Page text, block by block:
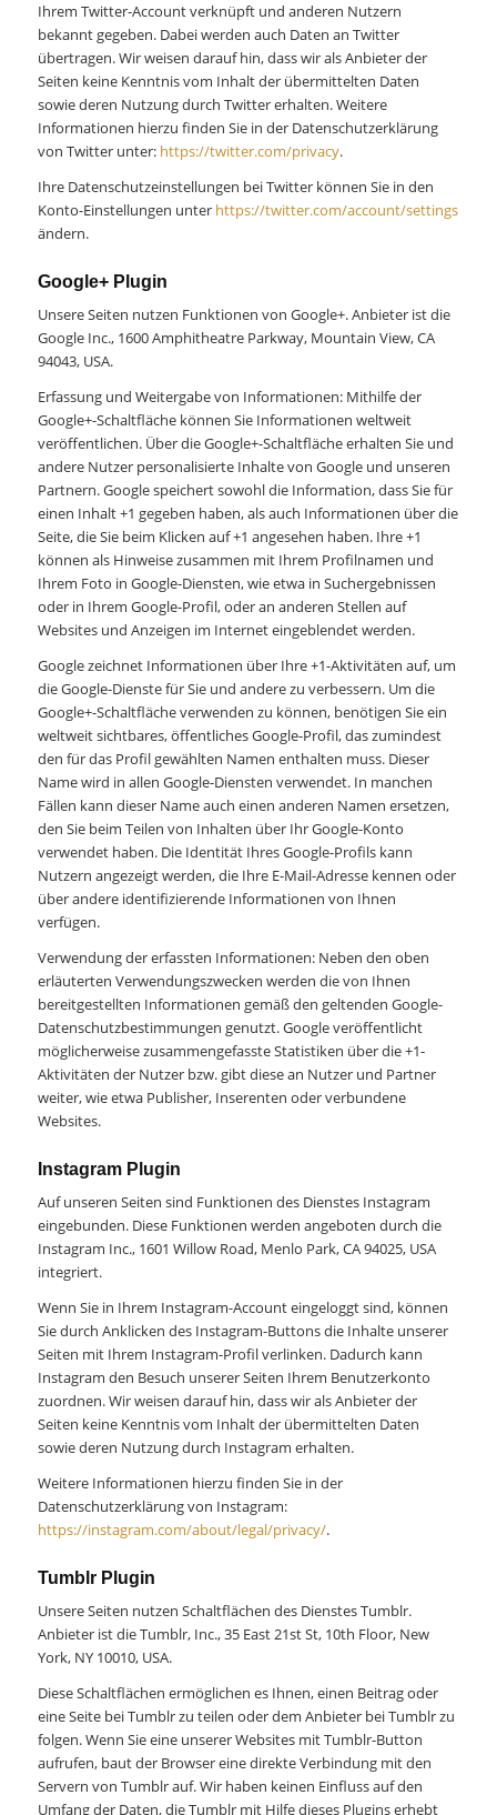
Ihrem Twitter-Account verknüpft und anderen Nutzern
bekannt gegeben. Dabei werden auch Daten an Twitter
übertragen. Wir weisen darauf hin, dass wir als Anbieter der
Seiten keine Kenntnis vom Inhalt der übermittelten Daten
sowie deren Nutzung durch Twitter erhalten. Weitere
Informationen hierzu finden Sie in der Datenschutzerklärung
von Twitter unter: https://twitter.com/privacy.
Ihre Datenschutzeinstellungen bei Twitter können Sie in den
Konto-Einstellungen unter https://twitter.com/account/settings
ändern.
Google+ Plugin
Unsere Seiten nutzen Funktionen von Google+. Anbieter ist die
Google Inc., 1600 Amphitheatre Parkway, Mountain View, CA
94043, USA.
Erfassung und Weitergabe von Informationen: Mithilfe der
Google+-Schaltfläche können Sie Informationen weltweit
veröffentlichen. Über die Google+-Schaltfläche erhalten Sie und
andere Nutzer personalisierte Inhalte von Google und unseren
Partnern. Google speichert sowohl die Information, dass Sie für
einen Inhalt +1 gegeben haben, als auch Informationen über die
Seite, die Sie beim Klicken auf +1 angesehen haben. Ihre +1
können als Hinweise zusammen mit Ihrem Profilnamen und
Ihrem Foto in Google-Diensten, wie etwa in Suchergebnissen
oder in Ihrem Google-Profil, oder an anderen Stellen auf
Websites und Anzeigen im Internet eingeblendet werden.
Google zeichnet Informationen über Ihre +1-Aktivitäten auf, um
die Google-Dienste für Sie und andere zu verbessern. Um die
Google+-Schaltfläche verwenden zu können, benötigen Sie ein
weltweit sichtbares, öffentliches Google-Profil, das zumindest
den für das Profil gewählten Namen enthalten muss. Dieser
Name wird in allen Google-Diensten verwendet. In manchen
Fällen kann dieser Name auch einen anderen Namen ersetzen,
den Sie beim Teilen von Inhalten über Ihr Google-Konto
verwendet haben. Die Identität Ihres Google-Profils kann
Nutzern angezeigt werden, die Ihre E-Mail-Adresse kennen oder
über andere identifizierende Informationen von Ihnen
verfügen.
Verwendung der erfassten Informationen: Neben den oben
erläuterten Verwendungszwecken werden die von Ihnen
bereitgestellten Informationen gemäß den geltenden Google-
Datenschutzbestimmungen genutzt. Google veröffentlicht
möglicherweise zusammengefasste Statistiken über die +1-
Aktivitäten der Nutzer bzw. gibt diese an Nutzer und Partner
weiter, wie etwa Publisher, Inserenten oder verbundene
Websites.
Instagram Plugin
Auf unseren Seiten sind Funktionen des Dienstes Instagram
eingebunden. Diese Funktionen werden angeboten durch die
Instagram Inc., 1601 Willow Road, Menlo Park, CA 94025, USA
integriert.
Wenn Sie in Ihrem Instagram-Account eingeloggt sind, können
Sie durch Anklicken des Instagram-Buttons die Inhalte unserer
Seiten mit Ihrem Instagram-Profil verlinken. Dadurch kann
Instagram den Besuch unserer Seiten Ihrem Benutzerkonto
zuordnen. Wir weisen darauf hin, dass wir als Anbieter der
Seiten keine Kenntnis vom Inhalt der übermittelten Daten
sowie deren Nutzung durch Instagram erhalten.
Weitere Informationen hierzu finden Sie in der
Datenschutzerklärung von Instagram:
https://instagram.com/about/legal/privacy/.
Tumblr Plugin
Unsere Seiten nutzen Schaltflächen des Dienstes Tumblr.
Anbieter ist die Tumblr, Inc., 35 East 21st St, 10th Floor, New
York, NY 10010, USA.
Diese Schaltflächen ermöglichen es Ihnen, einen Beitrag oder
eine Seite bei Tumblr zu teilen oder dem Anbieter bei Tumblr zu
folgen. Wenn Sie eine unserer Websites mit Tumblr-Button
aufrufen, baut der Browser eine direkte Verbindung mit den
Servern von Tumblr auf. Wir haben keinen Einfluss auf den
Umfang der Daten, die Tumblr mit Hilfe dieses Plugins erhebt